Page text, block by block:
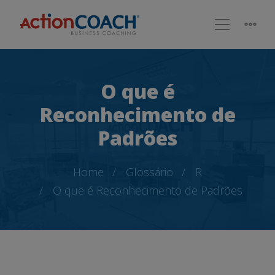
O que é
Reconhecimento de
Padrões
Home Glossário
R
O que é Reconhecimento de Padrões